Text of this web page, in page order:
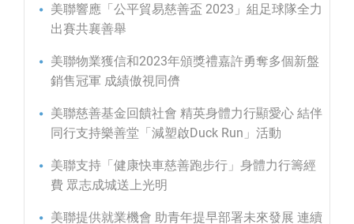
美聯響應「公平貿易慈善盃 2023」組足球隊全力
出賽共襄善舉
美聯物業獲信和2023年頒獎禮嘉許勇奪多個新盤
銷售冠軍 成績傲視同儕
美聯慈善基金回饋社會 精英身體力行顯愛心 結伴
同行支持樂善堂「減塑啟Duck Run」活動
美聯支持「健康快車慈善跑步行」身體力行籌經
費 眾志成城送上光明
美聯提供就業機會 助青年提早部署未來發展 連續